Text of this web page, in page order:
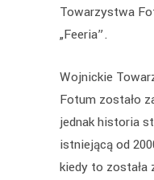
Towarzystwa
„Feeria”.
Wojnickie
Fotum zostało
jednak historia
istniejącą od
kiedy to została